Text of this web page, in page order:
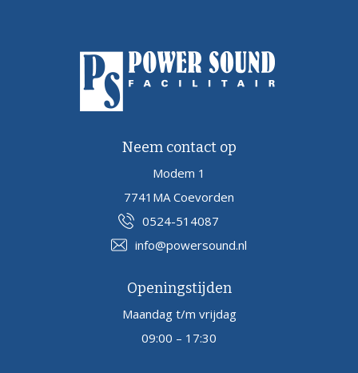
Neem contact op
Modem 1
7741MA Coevorden
0524-514087
info@powersound.nl
Openingstijden
Maandag t/m vrijdag
09:00 – 17:30